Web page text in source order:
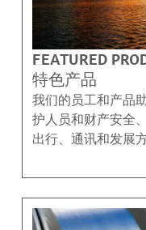
FEATURED
特色产品
我们的员工和产品
护人员和财产安全
出行、通讯和发展方